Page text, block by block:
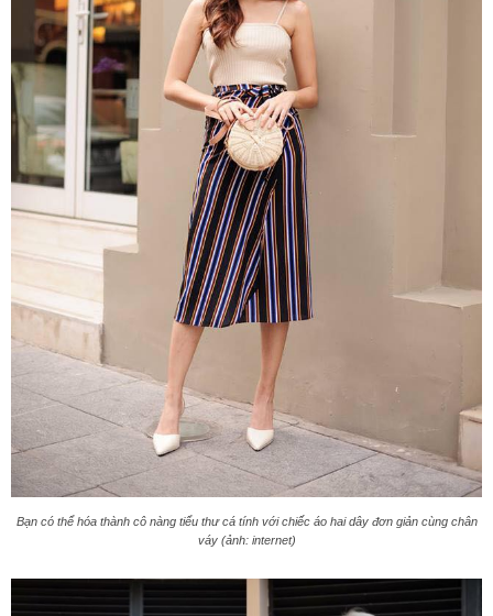
Bạn có thể hóa thành cô nàng tiểu thư cá tính với chiếc áo hai dây đơn giản cùng chân
váy (ảnh: internet)